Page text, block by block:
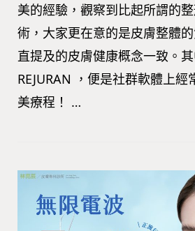
美的經驗，觀察到比起所謂的
術，大家更在意的是皮膚整體
直提及的皮膚健康概念一致。
REJURAN ，便是社群軟體上
美療程！ …